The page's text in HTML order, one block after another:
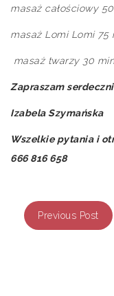
masaż całościowy 50
masaż Lomi Lomi 75
masaż twarzy 30
Zapraszam
Izabela Szymańska
Wszelkie pytania i
666 816 658
Previous Post